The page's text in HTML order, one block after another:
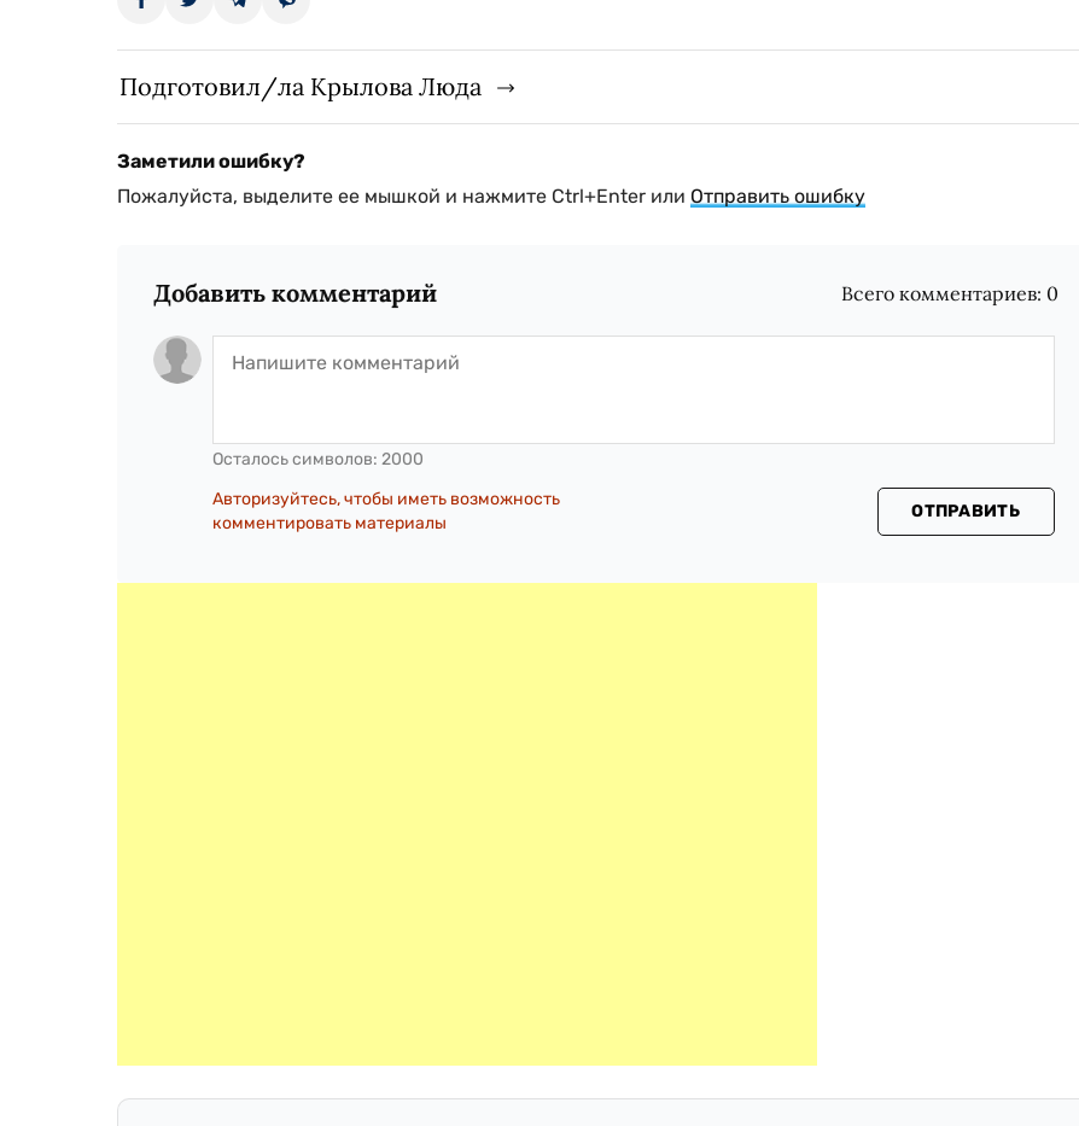
Подготовил/ла Крылова Люда
Заметили ошибку?
Пожалуйста, выделите ее мышкой и нажмите Ctrl+Enter или Отправить ошибку
Добавить комментарий Всего комментариев: 0
Осталось символов: 2000
Авторизуйтесь, чтобы иметь возможность
комментировать материалы
ОТПРАВИТЬ